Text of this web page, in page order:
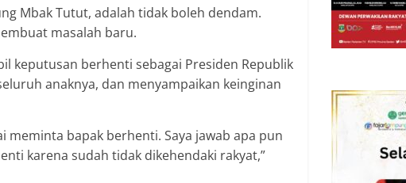
Mbak Tutut, adalah tidak boleh dendam.
masalah baru.
keputusan berhenti sebagai Presiden Republik
anaknya, dan menyampaikan keinginan
meminta bapak berhenti. Saya jawab apa pun
karena sudah tidak dikehendaki rakyat,”